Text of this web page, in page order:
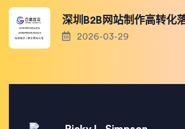
深圳B2B网站制作高转化
2026-03-29